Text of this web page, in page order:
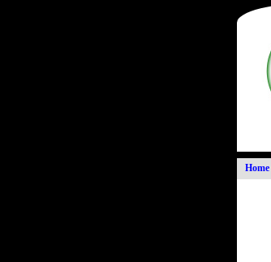
Home